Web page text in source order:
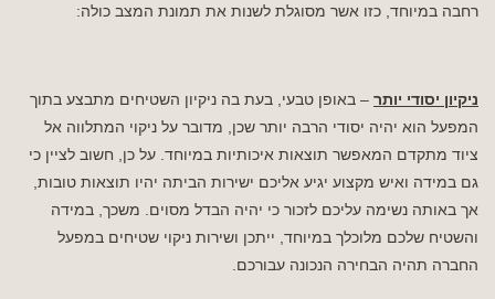
רחבה במיוחד, כזו אשר מסוגלת לשנות את תמונת המצב כולה:
ניקיון יסודי יותר – באופן טבעי, בעת בה ניקיון השטיחים מתבצע בתוך
המפעל הוא יהיה יסודי הרבה יותר שכן, מדובר על ניקוי המתלווה אל
ציוד מתקדם המאפשר תוצאות איכותיות במיוחד. על כן, חשוב לציין כי
גם במידה ואיש מקצוע יגיע אליכם ישירות הביתה יהיו תוצאות טובות,
אך באותה נשימה עליכם לזכור כי יהיה הבדל מסוים. משכך, במידה
והשטיח שלכם מלוכלך במיוחד, ייתכן ושירות ניקוי שטיחים במפעל
החברה תהיה הבחירה הנכונה עבורכם.